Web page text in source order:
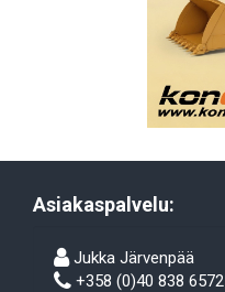
Asiakaspalvelu:
Jukka Järvenpää
+358 (0)40 838 6572